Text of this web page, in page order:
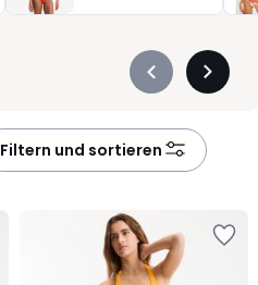
Précédent
défiler
à
gauche
à
Filtern und sortieren